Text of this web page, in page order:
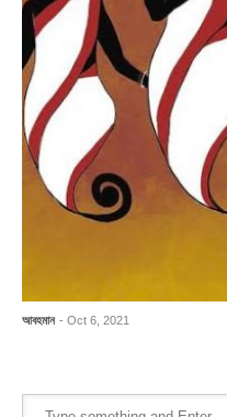
আবহমান - Oct 6, 2021